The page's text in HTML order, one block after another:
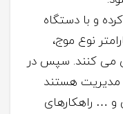
و با دستگاه
نوع موج،
می کنند. سپس در
مدیریت هستند
و … راهکارهای